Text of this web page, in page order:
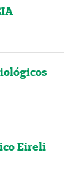
Eireli